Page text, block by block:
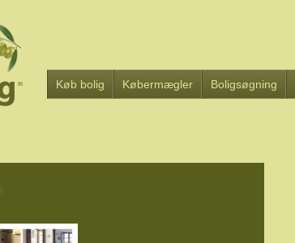
Køb bolig Købermægler Boligsøgning